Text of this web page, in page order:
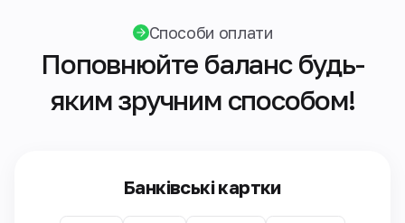
Способи оплати
Поповнюйте баланс будь-
яким зручним способом!
Банківські картки